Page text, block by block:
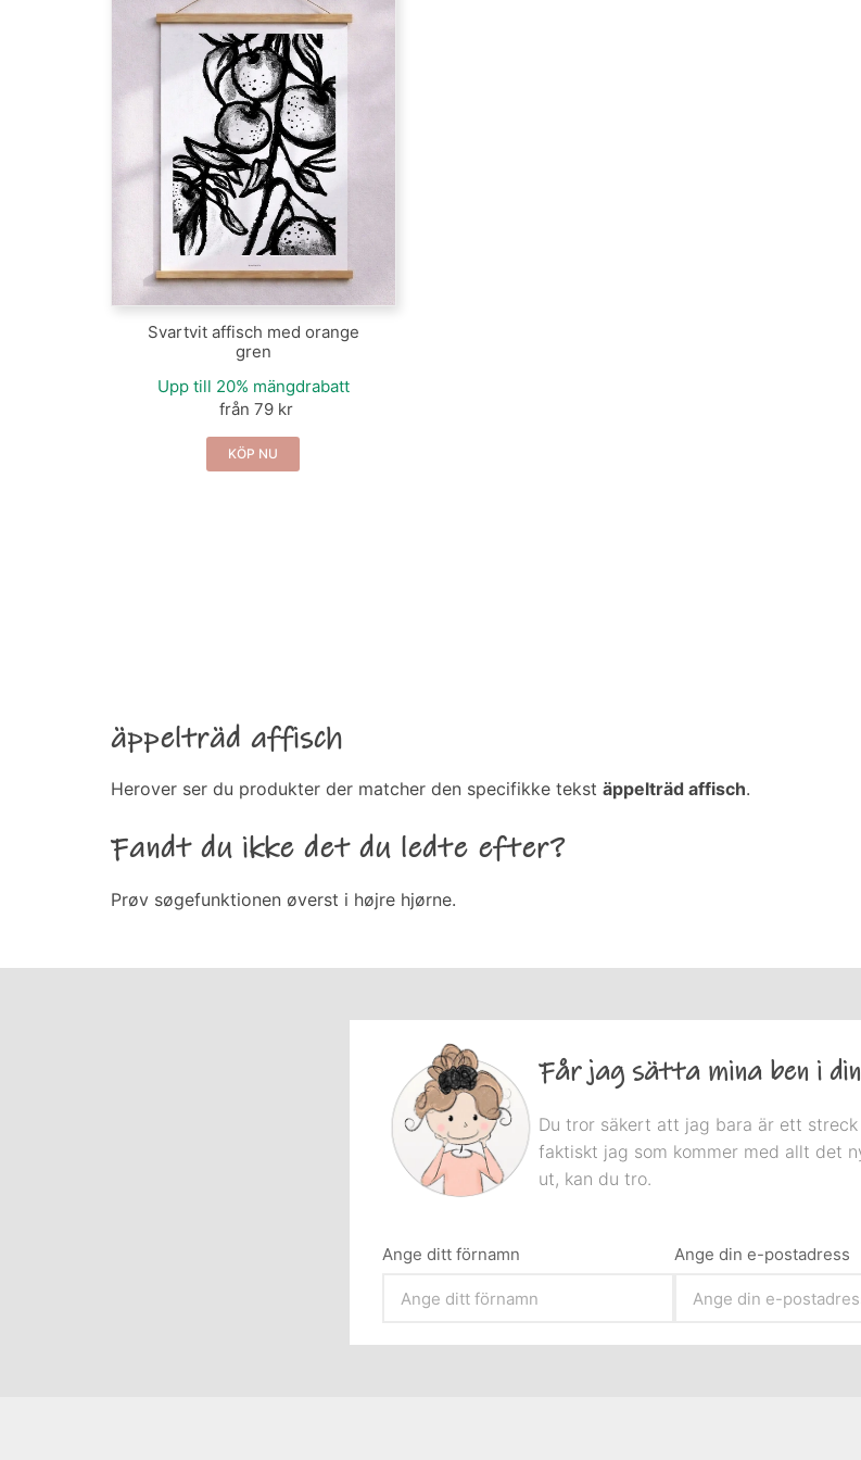
Svartvit affisch med orange
gren
Upp till 20% mängdrabatt
från 79 kr
KÖP NU
äppelträd affisch
Herover ser du produkter der matcher den specifikke tekst äppelträd affisch.
Fandt du ikke det du ledte efter?
Prøv søgefunktionen øverst i højre hjørne.
Får jag sätta mina ben i din
Du tror säkert att jag bara är ett
faktiskt jag som kommer med allt det
ut, kan du tro.
Ange ditt förnamn Ange din e-postadress